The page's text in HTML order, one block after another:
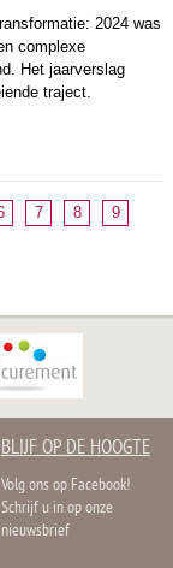
2024 was
complexe
Het jaarverslag
traject.
7 8 9
BLIJF OP DE HOOGTE
Volg ons op Facebook!
Schrijf u in op onze
nieuwsbrief